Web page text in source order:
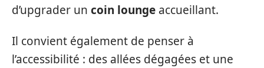
d’upgrader un coin lounge accueillant.
Il convient également de penser à
l’accessibilité : des allées dégagées et une